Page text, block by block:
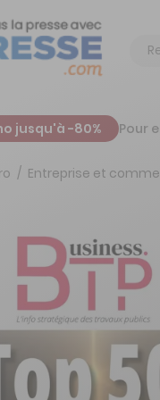
jusqu'à -80% Pour
Entreprise et